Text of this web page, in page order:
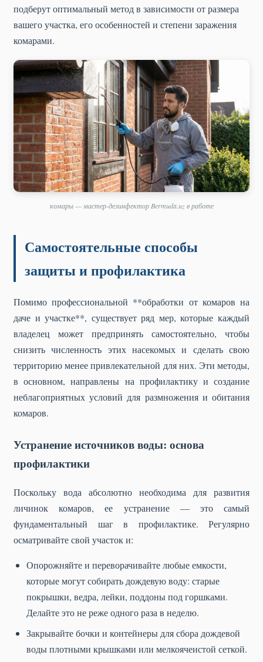
подберут оптимальный метод в зависимости от размера
вашего участка, его особенностей и степени заражения
комарами.
комары — мастер-дезинфектор Bermuda.uz в работе
Самостоятельные способы
защиты и профилактика
Помимо профессиональной **обработки от комаров на
даче и участке**, существует ряд мер, которые каждый
владелец может предпринять самостоятельно, чтобы
снизить численность этих насекомых и сделать свою
территорию менее привлекательной для них. Эти методы,
в основном, направлены на профилактику и создание
неблагоприятных условий для размножения и обитания
комаров.
Устранение источников воды: основа
профилактики
Поскольку вода абсолютно необходима для развития
личинок комаров, ее устранение — это самый
фундаментальный шаг в профилактике. Регулярно
осматривайте свой участок и:
Опорожняйте и переворачивайте любые емкости,
которые могут собирать дождевую воду: старые
покрышки, ведра, лейки, поддоны под горшками.
Делайте это не реже одного раза в неделю.
Закрывайте бочки и контейнеры для сбора дождевой
воды плотными крышками или мелкоячеистой сеткой.